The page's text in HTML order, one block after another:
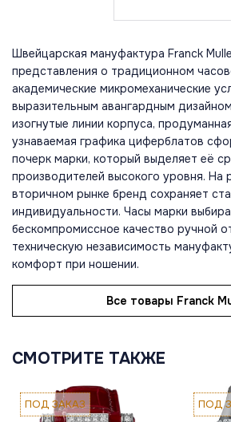
Швейцарская мануфактура Franck
представления о традиционном
академические микромеханические
выразительным авангардным
изогнутые линии корпуса,
узнаваемая графика циферблатов
почерк марки, который выделяет её
производителей высокого уровня. На
вторичном рынке бренд сохраняет
индивидуальности. Часы марки
бескомпромиссное качество ручной
техническую независимость
комфорт при ношении.
Все товары Franck
СМОТРИТЕ ТАКЖЕ
ПОД ЗАКАЗ ПОД